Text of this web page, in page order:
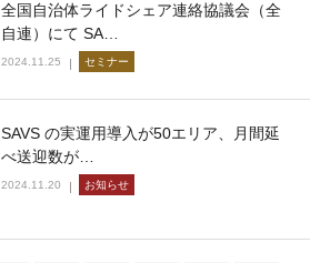
全国自治体ライドシェア連絡協議会（全
自連）にて SA…
2024.11.25 セミナー
SAVS の実運用導入が50エリア、月間延
べ送迎数が…
2024.11.20 お知らせ